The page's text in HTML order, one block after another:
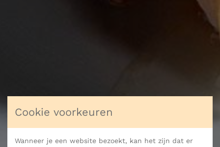
Cookie voorkeuren
Wanneer je een website bezoekt, kan het zijn dat er